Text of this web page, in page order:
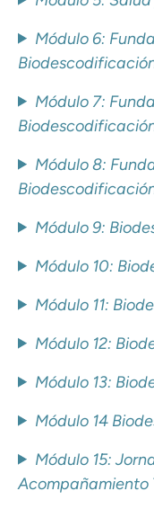
Módulo 6:
Módulo 7:
Módulo 8:
Módulo 9:
Módulo 10:
Módulo 11:
Módulo 12:
Módulo 13:
Módulo 14
Módulo 15:
Acompañamiento